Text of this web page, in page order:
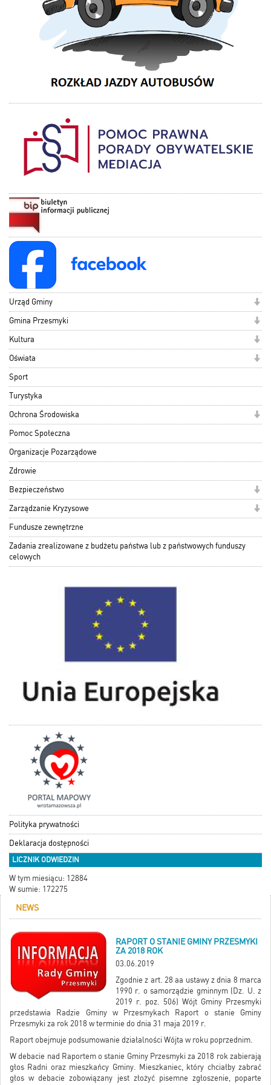
Urząd Gminy
Gmina Przesmyki
Kultura
Oświata
Sport
Turystyka
Ochrona Środowiska
Pomoc Społeczna
Organizacje Pozarządowe
Zdrowie
Bezpieczeństwo
Zarządzanie Kryzysowe
Fundusze zewnętrzne
Zadania zrealizowane z budżetu państwa lub z państwowych funduszy
celowych
Polityka prywatności
Deklaracja dostępności
LICZNIK ODWIEDZIN
W tym miesiącu: 12884
W sumie: 172275
NEWS
RAPORT O STANIE GMINY PRZESMYKI
ZA 2018 ROK
03.06.2019
Zgodnie z art. 28 aa ustawy z dnia 8 marca
1990 r. o samorządzie gminnym (Dz. U. z
2019 r. poz. 506) Wójt Gminy Przesmyki
przedstawia Radzie Gminy w Przesmykach Raport o stanie Gminy
Przesmyki za rok 2018 w terminie do dnia 31 maja 2019 r.
Raport obejmuje podsumowanie działalności Wójta w roku poprzednim.
W debacie nad Raportem o stanie Gminy Przesmyki za 2018 rok zabierają
głos Radni oraz mieszkańcy Gminy. Mieszkaniec, który chciałby zabrać
głos w debacie zobowiązany jest złożyć pisemne zgłoszenie, poparte